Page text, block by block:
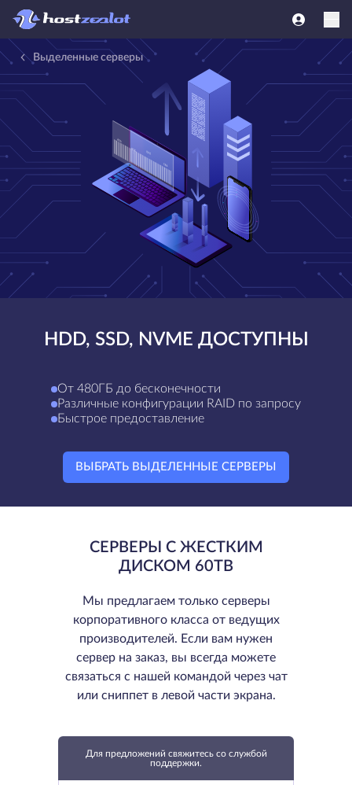
Выделенные серверы
HDD, SSD, NVME ДОСТУПНЫ
От 480ГБ до бесконечности
Различные конфигурации RAID по запросу
Быстрое предоставление
ВЫБРАТЬ ВЫДЕЛЕННЫЕ СЕРВЕРЫ
СЕРВЕРЫ С ЖЕСТКИМ
ДИСКОМ 60TB
Мы предлагаем только серверы
корпоративного класса от ведущих
производителей. Если вам нужен
сервер на заказ, вы всегда можете
связаться с нашей командой через чат
или сниппет в левой части экрана.
Для предложений свяжитесь со службой
поддержки.